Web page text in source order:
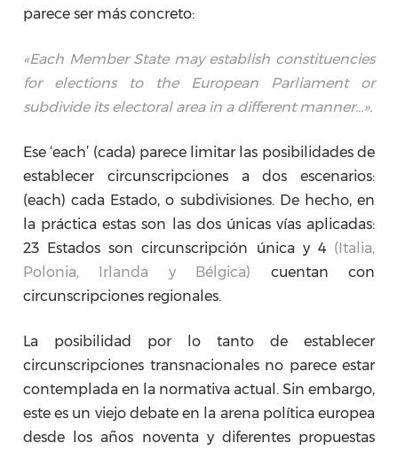
parece ser más concreto:
«Each Member State may establish constituencies
for elections to the European Parliament or
subdivide its electoral area in a different manner…».
Ese ‘each’ (cada) parece limitar las posibilidades de
establecer circunscripciones a dos escenarios:
(each) cada Estado, o subdivisiones. De hecho, en
la práctica estas son las dos únicas vías aplicadas:
23 Estados son circunscripción única y 4 (Italia,
Polonia, Irlanda y Bélgica) cuentan con
circunscripciones regionales.
La posibilidad por lo tanto de establecer
circunscripciones transnacionales no parece estar
contemplada en la normativa actual. Sin embargo,
este es un viejo debate en la arena política europea
desde los años noventa y diferentes propuestas